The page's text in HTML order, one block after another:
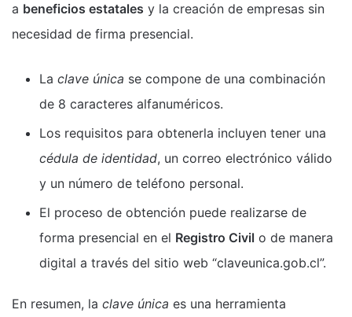
a beneficios estatales y la creación de empresas sin
necesidad de firma presencial.
La clave única se compone de una combinación
de 8 caracteres alfanuméricos.
Los requisitos para obtenerla incluyen tener una
cédula de identidad, un correo electrónico válido
y un número de teléfono personal.
El proceso de obtención puede realizarse de
forma presencial en el Registro Civil o de manera
digital a través del sitio web “claveunica.gob.cl”.
En resumen, la clave única es una herramienta